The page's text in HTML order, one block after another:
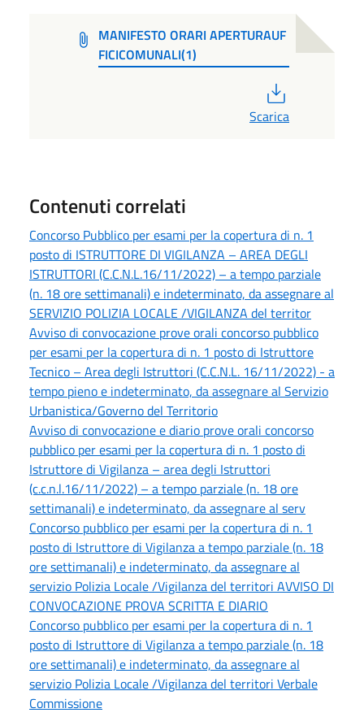
MANIFESTO ORARI APERTURAUF
FICICOMUNALI(1)
Scarica
Contenuti correlati
Concorso Pubblico per esami per la copertura di n. 1
posto di ISTRUTTORE DI VIGILANZA – AREA DEGLI
ISTRUTTORI (C.C.N.L.16/11/2022) – a tempo parziale
(n. 18 ore settimanali) e indeterminato, da assegnare al
SERVIZIO POLIZIA LOCALE /VIGILANZA del territor
Avviso di convocazione prove orali concorso pubblico
per esami per la copertura di n. 1 posto di Istruttore
Tecnico – Area degli Istruttori (C.C.N.L. 16/11/2022) - a
tempo pieno e indeterminato, da assegnare al Servizio
Urbanistica/Governo del Territorio
Avviso di convocazione e diario prove orali concorso
pubblico per esami per la copertura di n. 1 posto di
Istruttore di Vigilanza – area degli Istruttori
(c.c.n.l.16/11/2022) – a tempo parziale (n. 18 ore
settimanali) e indeterminato, da assegnare al serv
Concorso pubblico per esami per la copertura di n. 1
posto di Istruttore di Vigilanza a tempo parziale (n. 18
ore settimanali) e indeterminato, da assegnare al
servizio Polizia Locale /Vigilanza del territori AVVISO DI
CONVOCAZIONE PROVA SCRITTA E DIARIO
Concorso pubblico per esami per la copertura di n. 1
posto di Istruttore di Vigilanza a tempo parziale (n. 18
ore settimanali) e indeterminato, da assegnare al
servizio Polizia Locale /Vigilanza del territori Verbale
Commissione